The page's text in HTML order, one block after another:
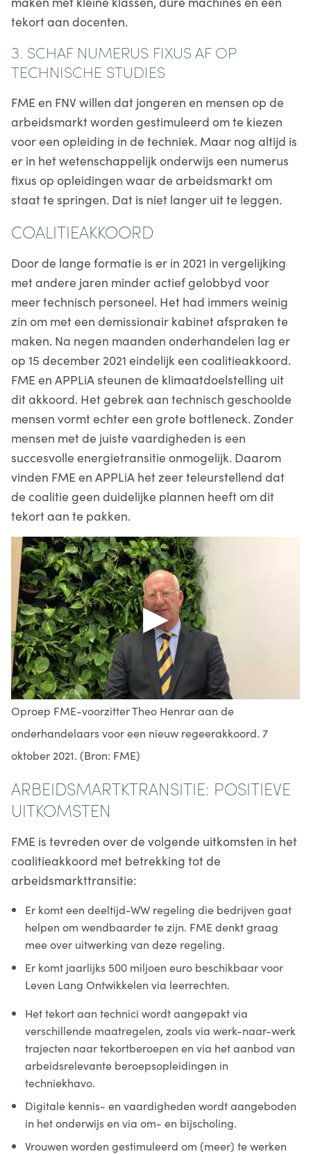
tekort aan docenten.
3. SCHAF NUMERUS FIXUS AF OP
TECHNISCHE STUDIES
FME en FNV willen dat jongeren en mensen op de
arbeidsmarkt worden gestimuleerd om te kiezen
voor een opleiding in de techniek. Maar nog altijd is
er in het wetenschappelijk onderwijs een numerus
fixus op opleidingen waar de arbeidsmarkt om
staat te springen. Dat is niet langer uit te leggen.
COALITIEAKKOORD
Door de lange formatie is er in 2021 in vergelijking
met andere jaren minder actief gelobbyd voor
meer technisch personeel. Het had immers weinig
zin om met een demissionair kabinet afspraken te
maken. Na negen maanden onderhandelen lag er
op 15 december 2021 eindelijk een coalitieakkoord.
FME en APPLiA steunen de klimaatdoelstelling uit
dit akkoord. Het gebrek aan technisch geschoolde
mensen vormt echter een grote bottleneck. Zonder
mensen met de juiste vaardigheden is een
succesvolle energietransitie onmogelijk. Daarom
vinden FME en APPLiA het zeer teleurstellend dat
de coalitie geen duidelijke plannen heeft om dit
tekort aan te pakken.
Oproep FME-voorzitter Theo Henrar aan de
onderhandelaars voor een nieuw regeerakkoord. 7
oktober 2021. (Bron: FME)
ARBEIDSMARTKTRANSITIE: POSITIEVE
UITKOMSTEN
FME is tevreden over de volgende uitkomsten in het
coalitieakkoord met betrekking tot de
arbeidsmarkttransitie:
Er komt een deeltijd-WW regeling die bedrijven gaat
helpen om wendbaarder te zijn. FME denkt graag
mee over uitwerking van deze regeling.
Er komt jaarlijks 500 miljoen euro beschikbaar voor
Leven Lang Ontwikkelen via leerrechten.
Het tekort aan technici wordt aangepakt via
verschillende maatregelen, zoals via werk-naar-werk
trajecten naar tekortberoepen en via het aanbod van
arbeidsrelevante beroepsopleidingen in
techniekhavo.
Digitale kennis- en vaardigheden wordt aangeboden
in het onderwijs en via om- en bijscholing.
Vrouwen worden gestimuleerd om (meer) te werken